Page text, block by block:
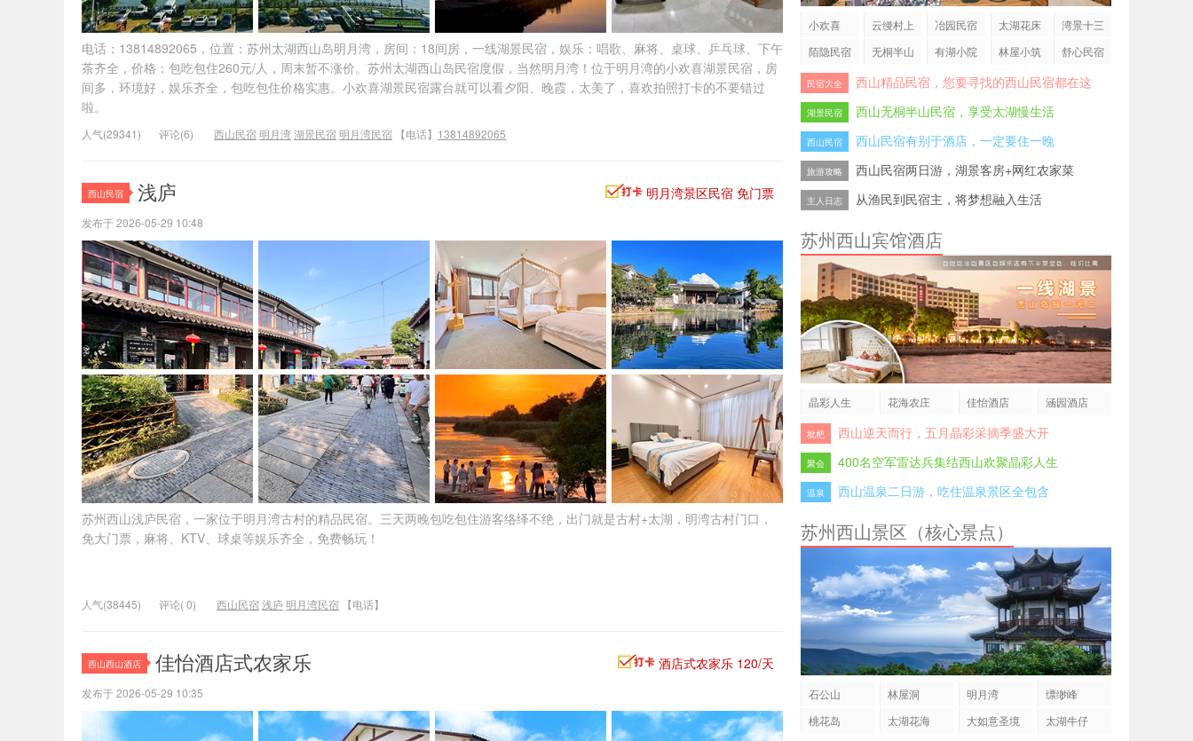
电话：13814892065，位置：苏州太湖西山岛明月湾，房间：18间房，一线湖景民宿，娱乐：唱歌、麻将、桌球、乒乓球、下午
茶齐全，价格：包吃包住260元/人，周末暂不涨价。苏州太湖西山岛民宿度假，当然明月湾！位于明月湾的小欢喜湖景民宿，房
间多，环境好，娱乐齐全，包吃包住价格实惠。小欢喜湖景民宿露台就可以看夕阳、晚霞，太美了，喜欢拍照打卡的不要错过
啦。
人气(29341) 评论(6) 西山民宿 明月湾湖景民宿 明月湾民宿 【电话】 13814892065
西山民宿 浅庐 明月湾景区民宿 免门票
发布于 2026-05-29 10:48
苏州西山浅庐民宿，一家位于明月湾古村的精品民宿。三天两晚包吃包住游客络绎不绝，出门就是古村+太湖，明湾古村门口，
免大门票，麻将、KTV、球桌等娱乐齐全，免费畅玩！
人气(38445) 评论( 0) 西山民宿浅庐 明月湾民宿 【电话】
西山西山酒店 佳怡酒店式农家乐 酒店式农家乐 120/天
发布于 2026-05-29 10:35
小欢喜 云缦村上 冶园民宿 太湖花床
湾景十三
舍
陌隐民宿 无桐半山 有湖小院 林屋小筑 舒心民宿
民宿大全 西山精品民宿，您要寻找的西山民宿都在这
湖景民宿 西山无桐半山民宿，享受太湖慢生活
西山民宿 西山民宿有别于酒店，一定要住一晚
旅游攻略 西山民宿两日游，湖景客房+网红农家菜
主人日志 从渔民到民宿主，将梦想融入生活
苏州西山宾馆酒店
晶彩人生 花海农庄 佳怡酒店 涵园酒店
枇杷 西山逆天而行，五月晶彩采摘季盛大开
聚会 400名空军雷达兵集结西山欢聚晶彩人生
温泉 西山温泉二日游，吃住温泉景区全包含
苏州西山景区（核心景点）
石公山 林屋洞 明月湾
缥缈峰
桃花岛
太湖花海 大如意圣境 太湖牛仔